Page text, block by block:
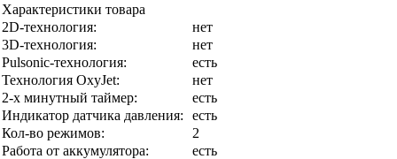
Характеристики товара
2D-технология:
нет
3D-технология:
нет
Pulsonic-технология:
есть
Технология OxyJet:
нет
2-х минутный таймер:
есть
Индикатор датчика давления:
есть
Кол-во режимов:
2
Работа от аккумулятора:
есть